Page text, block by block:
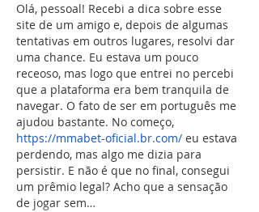
Olá, pessoal! Recebi a dica sobre esse
site de um amigo e, depois de algumas
tentativas em outros lugares, resolvi dar
uma chance. Eu estava um pouco
receoso, mas logo que entrei no percebi
que a plataforma era bem tranquila de
navegar. O fato de ser em português me
ajudou bastante. No começo,
https://mmabet-oficial.br.com/ eu estava
perdendo, mas algo me dizia para
persistir. E não é que no final, consegui
um prêmio legal? Acho que a sensação
de jogar sem…